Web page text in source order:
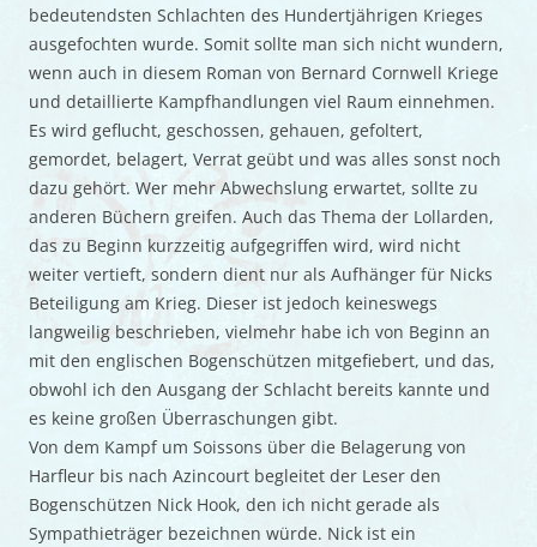
bedeutendsten Schlachten des Hundertjährigen Krieges
ausgefochten wurde. Somit sollte man sich nicht wundern,
wenn auch in diesem Roman von Bernard Cornwell Kriege
und detaillierte Kampfhandlungen viel Raum einnehmen.
Es wird geflucht, geschossen, gehauen, gefoltert,
gemordet, belagert, Verrat geübt und was alles sonst noch
dazu gehört. Wer mehr Abwechslung erwartet, sollte zu
anderen Büchern greifen. Auch das Thema der Lollarden,
das zu Beginn kurzzeitig aufgegriffen wird, wird nicht
weiter vertieft, sondern dient nur als Aufhänger für Nicks
Beteiligung am Krieg. Dieser ist jedoch keineswegs
langweilig beschrieben, vielmehr habe ich von Beginn an
mit den englischen Bogenschützen mitgefiebert, und das,
obwohl ich den Ausgang der Schlacht bereits kannte und
es keine großen Überraschungen gibt.
Von dem Kampf um Soissons über die Belagerung von
Harfleur bis nach Azincourt begleitet der Leser den
Bogenschützen Nick Hook, den ich nicht gerade als
Sympathieträger bezeichnen würde. Nick ist ein